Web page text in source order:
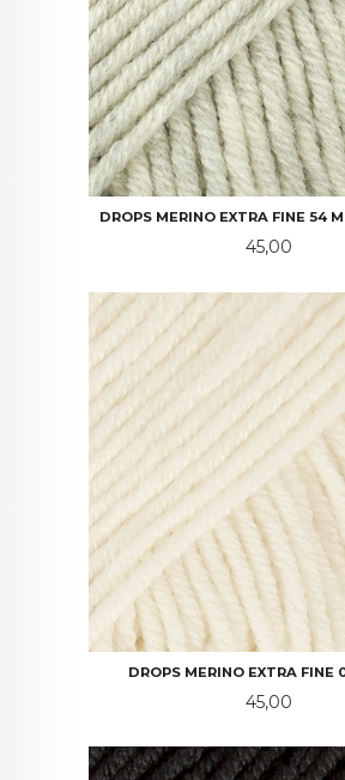
DROPS MERINO EXTRA FINE 54
Pris
45,00
DROPS MERINO EXTRA FINE
Pris
45,00